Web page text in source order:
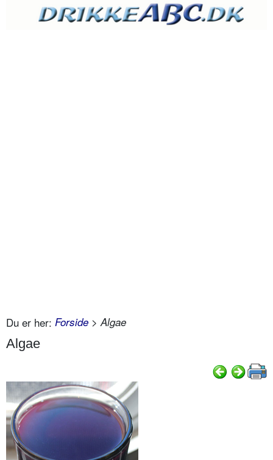
Du er her: Forside > Algae
Algae